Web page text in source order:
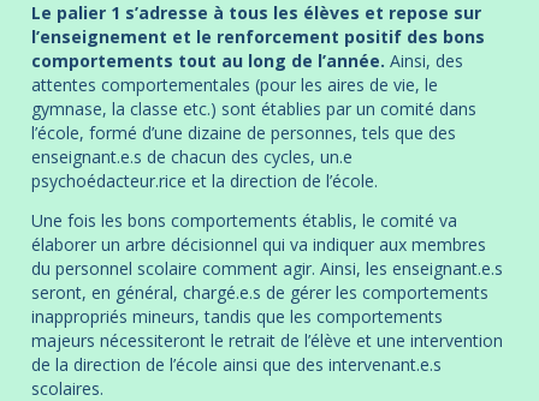
Le palier 1 s’adresse à tous les élèves et repose sur
l’enseignement et le renforcement positif des bons
comportements tout au long de l’année. Ainsi, des
attentes comportementales (pour les aires de vie, le
gymnase, la classe etc.) sont établies par un comité dans
l’école, formé d’une dizaine de personnes, tels que des
enseignant.e.s de chacun des cycles, un.e
psychoédacteur.rice et la direction de l’école.
Une fois les bons comportements établis, le comité va
élaborer un arbre décisionnel qui va indiquer aux membres
du personnel scolaire comment agir. Ainsi, les enseignant.e.s
seront, en général, chargé.e.s de gérer les comportements
inappropriés mineurs, tandis que les comportements
majeurs nécessiteront le retrait de l’élève et une intervention
de la direction de l’école ainsi que des intervenant.e.s
scolaires.